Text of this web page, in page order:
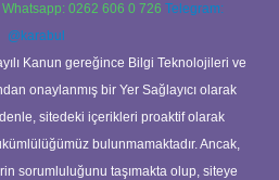
Whatsapp: 0262 606 0 726 Telegram:
@karabul
Kanun gereğince Bilgi Teknolojileri ve
onaylanmış bir Yer Sağlayıcı olarak
sitedeki içerikleri proaktif olarak
bulunmamaktadır. Ancak,
sorumluluğunu taşımakta olup, siteye